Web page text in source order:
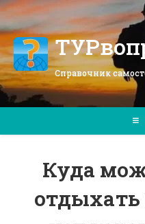
Перейти
к
содержимому
Справочник
Куда
отдыхать